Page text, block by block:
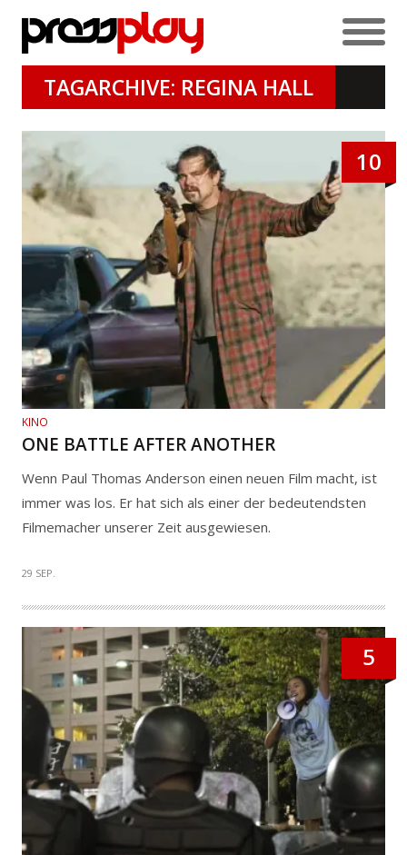
TAGARCHIVE: REGINA HALL
10
KINO
ONE BATTLE AFTER ANOTHER
Wenn Paul Thomas Anderson einen neuen Film macht, ist
immer was los. Er hat sich als einer der bedeutendsten
Filmemacher unserer Zeit ausgewiesen.
29 SEP.
5